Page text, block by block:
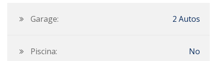
Garage: 2 Autos
Piscina: No